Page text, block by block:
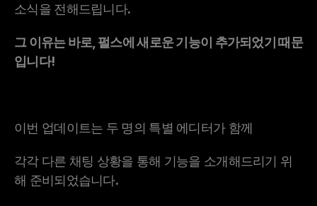
소식을 전해드립니다.
그 이유는 바로, 펄스에 새로운 기능이 추가되었기 때문
입니다!
이번 업데이트는 두 명의 특별 에디터가 함께
각각 다른 채팅 상황을 통해 기능을 소개해드리기 위
해 준비되었습니다.